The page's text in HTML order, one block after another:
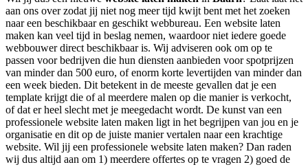
aan ons over zodat jij niet nog meer tijd kwijt bent met het zoeken
naar een beschikbaar en geschikt webbureau. Een website laten
maken kan veel tijd in beslag nemen, waardoor niet iedere goede
webbouwer direct beschikbaar is. Wij adviseren ook om op te
passen voor bedrijven die hun diensten aanbieden voor spotprijzen
van minder dan 500 euro, of enorm korte levertijden van minder dan
een week bieden. Dit betekent in de meeste gevallen dat je een
template krijgt die of al meerdere malen op die manier is verkocht,
of dat er heel slecht met je meegedacht wordt. De kunst van een
professionele website laten maken ligt in het begrijpen van jou en je
organisatie en dit op de juiste manier vertalen naar een krachtige
website. Wil jij een professionele website laten maken? Dan raden
wij dus altijd aan om 1) meerdere offertes op te vragen 2) goed de